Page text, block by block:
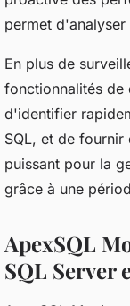
permet
En plus de
fonctionnalités de
d'identifier
SQL, et de
puissant pour la
grâce à une
ApexSQL
SQL Server